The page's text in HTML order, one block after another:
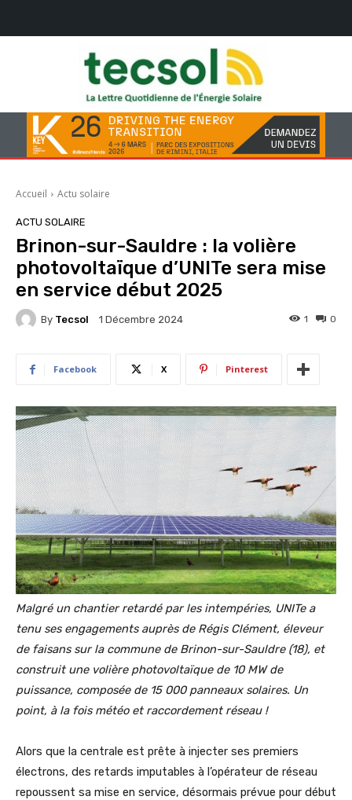
Accueil Actu solaire
ACTU SOLAIRE
Brinon-sur-Sauldre : la volière
photovoltaïque d’UNITe sera mise
en service début 2025
By Tecsol 1 Décembre 2024 0
1
Facebook X Pinterest
Malgré un chantier retardé par les intempéries, UNITe a
tenu ses engagements auprès de Régis Clément, éleveur
de faisans sur la commune de Brinon-sur-Sauldre (18), et
construit une volière photovoltaïque de 10 MW de
puissance, composée de 15 000 panneaux solaires. Un
point, à la fois météo et raccordement réseau !
Alors que la centrale est prête à injecter ses premiers
électrons, des retards imputables à l’opérateur de réseau
repoussent sa mise en service, désormais prévue pour début